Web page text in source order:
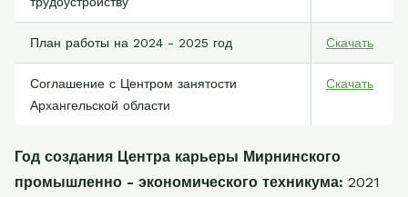
План работы на 2024 - 2025 год Скачать
Соглашение с Центром занятости
Архангельской области
Скачать
Год создания Центра карьеры Мирнинского
промышленно - экономического техникума: 2021